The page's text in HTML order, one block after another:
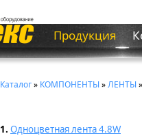
Продукция
Каталог» КОМПОНЕНТЫ»ЛЕНТЫ»
1. Одноцветная лента 4.8W